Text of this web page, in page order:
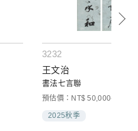
3232
王文治
書法七言聯
預估價：NT$ 50,000-80,000
2025秋季